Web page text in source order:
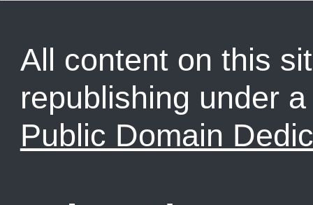
All content on this
republishing under
Public Domain